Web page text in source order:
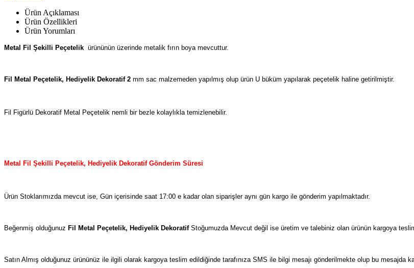
Ürün Açıklaması
Ürün Özellikleri
Ürün Yorumları
Metal Fil Şekilli Peçetelik ürününün üzerinde metalik fırın boya mevcuttur.
Fil Metal Peçetelik, Hediyelik Dekoratif 2 mm sac malzemeden yapılmış olup ürün U büküm yapılarak peçetelik haline getirilmiştir.
Fil Figürlü Dekoratif Metal Peçetelik nemli bir bezle kolaylıkla temizlenebilir.
Metal Fil Şekilli Peçetelik, Hediyelik DekoratifGönderim Süresi
Ürün Stoklarımızda mevcut ise, Gün içerisinde saat 17:00 e kadar olan siparişler aynı gün kargo ile gönderim yapılmaktadır.
Beğenmiş olduğunuz Fil Metal Peçetelik, Hediyelik Dekoratif Stoğumuzda Mevcut değil ise üretim ve talebiniz olan ürünün kargoya
Satın Almış olduğunuz ürününüz ile ilgili olarak kargoya teslim edildiğinde tarafınıza SMS ile bilgi mesajı gönderilmekte olup bu mesajda